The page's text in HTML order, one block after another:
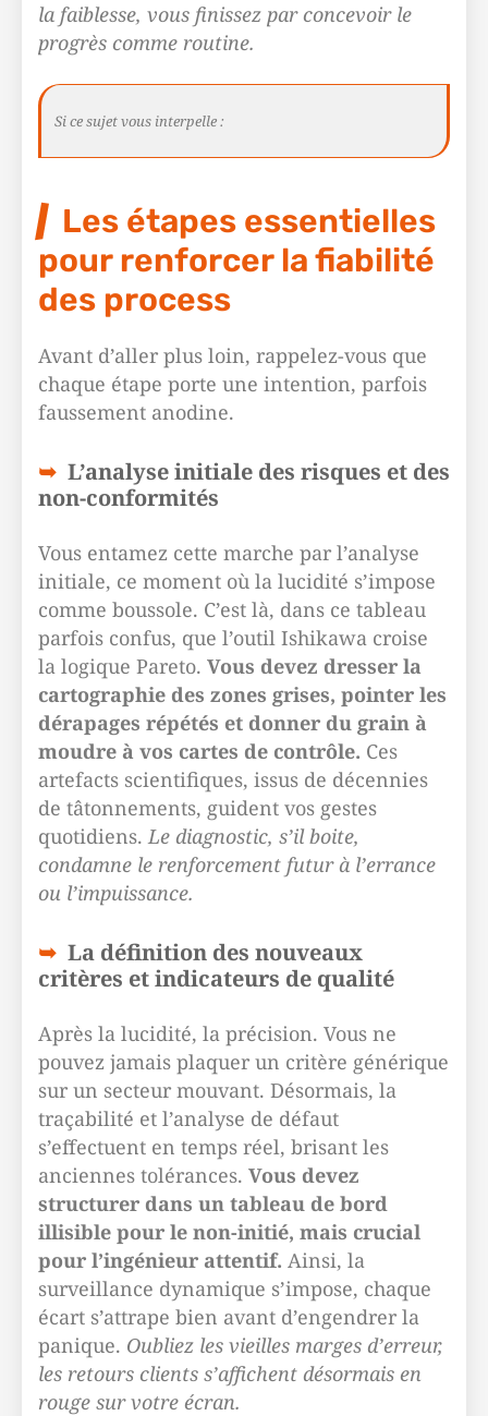
la faiblesse, vous finissez par concevoir le
progrès comme routine.
Si ce sujet vous interpelle :
Les étapes essentielles
pour renforcer la fiabilité
des process
Avant d’aller plus loin, rappelez-vous que
chaque étape porte une intention, parfois
faussement anodine.
L’analyse initiale des risques et des
non-conformités
Vous entamez cette marche par l’analyse
initiale, ce moment où la lucidité s’impose
comme boussole. C’est là, dans ce tableau
parfois confus, que l’outil Ishikawa croise
la logique Pareto. Vous devez dresser la
cartographie des zones grises, pointer les
dérapages répétés et donner du grain à
moudre à vos cartes de contrôle. Ces
artefacts scientifiques, issus de décennies
de tâtonnements, guident vos gestes
quotidiens.Le diagnostic, s’il boite,
condamne le renforcement futur à l’errance
ou l’impuissance.
La définition des nouveaux
critères et indicateurs de qualité
Après la lucidité, la précision. Vous ne
pouvez jamais plaquer un critère générique
sur un secteur mouvant. Désormais, la
traçabilité et l’analyse de défaut
s’effectuent en temps réel, brisant les
anciennes tolérances. Vous devez
structurer dans un tableau de bord
illisible pour le non-initié, mais crucial
pour l’ingénieur attentif. Ainsi, la
surveillance dynamique s’impose, chaque
écart s’attrape bien avant d’engendrer la
panique. Oubliez les vieilles marges d’erreur,
les retours clients s’affichent désormais en
rouge sur votre écran.